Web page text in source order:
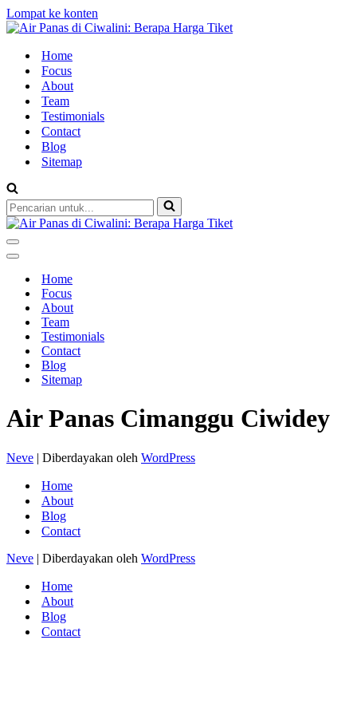
Lompat ke konten
Home
Focus
About
Team
Testimonials
Contact
Blog
Sitemap
Pencarian
untuk...
Menu
Navigasi
Menu
NavigasiHome
Focus
About
Team
Testimonials
Contact
Blog
Sitemap
Air Panas Cimanggu Ciwidey
Neve | Diberdayakan oleh WordPress
Home
About
Blog
Contact
Neve | Diberdayakan oleh WordPress
Home
About
Blog
Contact